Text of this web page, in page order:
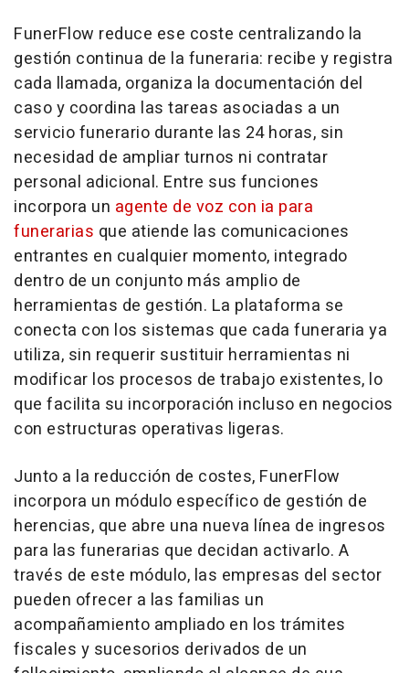
FunerFlow reduce ese coste centralizando la
gestión continua de la funeraria: recibe y registra
cada llamada, organiza la documentación del
caso y coordina las tareas asociadas a un
servicio funerario durante las 24 horas, sin
necesidad de ampliar turnos ni contratar
personal adicional. Entre sus funciones
incorpora un agente de voz con ia para
funerarias que atiende las comunicaciones
entrantes en cualquier momento, integrado
dentro de un conjunto más amplio de
herramientas de gestión. La plataforma se
conecta con los sistemas que cada funeraria ya
utiliza, sin requerir sustituir herramientas ni
modificar los procesos de trabajo existentes, lo
que facilita su incorporación incluso en negocios
con estructuras operativas ligeras.
Junto a la reducción de costes, FunerFlow
incorpora un módulo específico de gestión de
herencias, que abre una nueva línea de ingresos
para las funerarias que decidan activarlo. A
través de este módulo, las empresas del sector
pueden ofrecer a las familias un
acompañamiento ampliado en los trámites
fiscales y sucesorios derivados de un